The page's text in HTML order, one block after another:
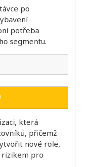
po
potřeba
segmentu.
která
přičemž
nové role,
rizikem pro